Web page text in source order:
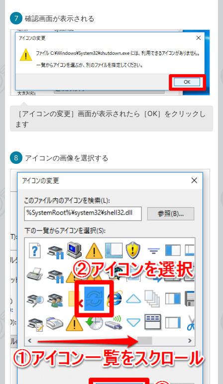
7 確認画面が表示される
［アイコンの変更］画面が表示されたら［OK］をクリックし
ます
8 アイコンの画像を選択する